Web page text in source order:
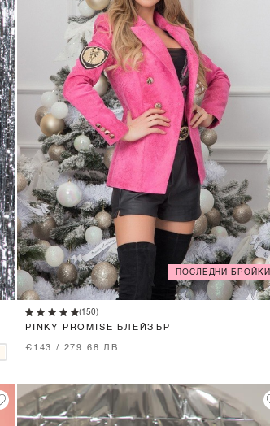
ПОСЛЕДНИ БРОЙКИ
XS M L
(150)
PINKY PROMISE БЛЕЙЗЪР
€143 / 279.68 ЛВ.